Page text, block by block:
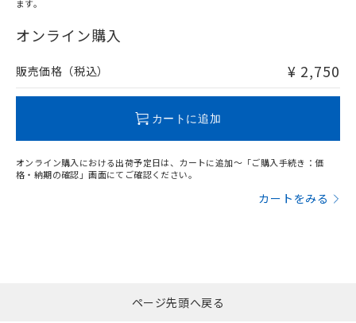
在庫等で未対応品が混在する可能性があります。
問い合わせください。
ます。
オンライン購入
販売価格（税込） ¥ 2,750
カートに追加
オンライン購入における出荷予定日は、カートに追加～「ご購入手続き：価
格・納期の確認」画面にてご確認ください。
カートをみる
ページ先頭へ戻る